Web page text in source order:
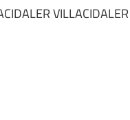
VILLACIDALER